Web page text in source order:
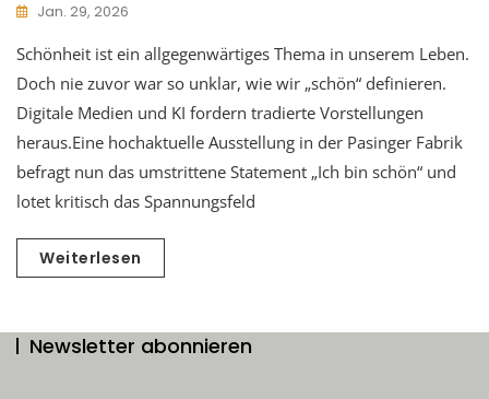
Jan. 29, 2026
Schönheit ist ein allgegenwärtiges Thema in unserem Leben.
Doch nie zuvor war so unklar, wie wir „schön“ definieren.
Digitale Medien und KI fordern tradierte Vorstellungen
heraus.Eine hochaktuelle Ausstellung in der Pasinger Fabrik
befragt nun das umstrittene Statement „Ich bin schön“ und
lotet kritisch das Spannungsfeld
Weiterlesen
Newsletter abonnieren